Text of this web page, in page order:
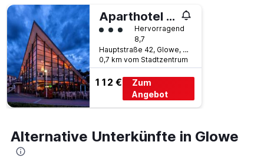
an
diesem
Wochenende
anzeigt,
der
in
den
letzten
3
Tagen
wurde.
Aparthotel Ostseeperle Glowe - schön gestrandet
Bewertungskategorie 3
Hervorragend
8,7
Hauptstraße 42, Glowe, Mecklenburg-Vorpommern, Deutschland
0,7 km vom Stadtzentrum
112 €
Zum
Angebot
Alternative Unterkünfte in Glowe